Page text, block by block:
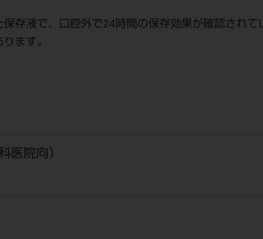
存液で、口腔外で24時間の保存効果が確認され
ます。
医院向）